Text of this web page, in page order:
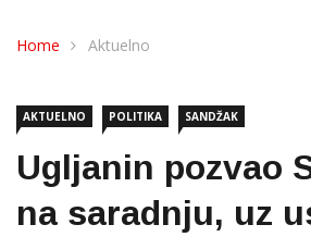
Home Aktuelno
AKTUELNO POLITIKA SANDŽAK
Ugljanin pozvao
na saradnju, uz